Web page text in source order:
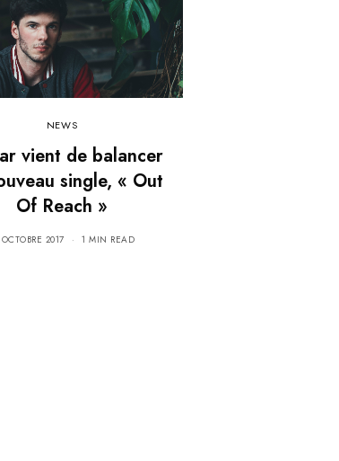
NEWS
vient de balancer
single, « Out
Of Reach »
2017 1 MIN READ